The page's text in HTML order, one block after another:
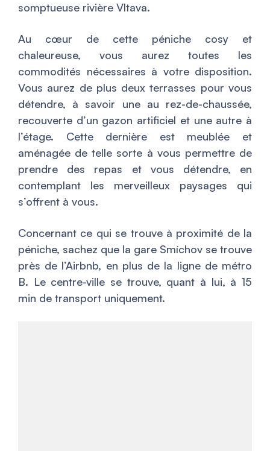
somptueuse rivière Vltava.
Au cœur de cette péniche cosy et
chaleureuse, vous aurez toutes les
commodités nécessaires à votre disposition.
Vous aurez de plus deux terrasses pour vous
détendre, à savoir une au rez-de-chaussée,
recouverte d’un gazon artificiel et une autre à
l’étage. Cette dernière est meublée et
aménagée de telle sorte à vous permettre de
prendre des repas et vous détendre, en
contemplant les merveilleux paysages qui
s’offrent à vous.
Concernant ce qui se trouve à proximité de la
péniche, sachez que la gare Smíchov se trouve
près de l’Airbnb, en plus de la ligne de métro
B. Le centre-ville se trouve, quant à lui, à 15
min de transport uniquement.